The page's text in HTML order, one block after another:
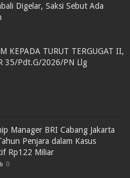
Digelar, Saksi Sebut Ada
KEPADA TURUT TERGUGAT II,
35/Pdt.G/2026/PN Llg
Manager BRI Cabang Jakarta
Penjara dalam Kasus
Rp122 Miliar
0